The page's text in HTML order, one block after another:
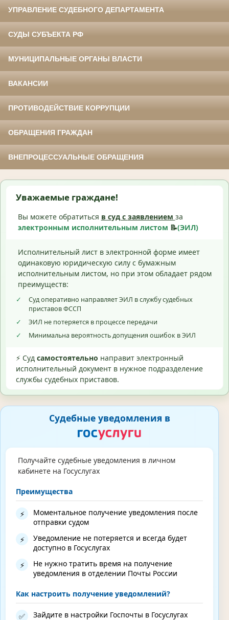
УПРАВЛЕНИЕ СУДЕБНОГО ДЕПАРТАМЕНТА
СУДЫ СУБЪЕКТА РФ
МУНИЦИПАЛЬНЫЕ ОРГАНЫ ВЛАСТИ
ВАКАНСИИ
ПРОТИВОДЕЙСТВИЕ КОРРУПЦИИ
ОБРАЩЕНИЯ ГРАЖДАН
ВНЕПРОЦЕССУАЛЬНЫЕ ОБРАЩЕНИЯ
Уважаемые граждане!
Вы можете обратиться в суд с заявлением за
электронным исполнительным листом 📝(ЭИЛ)
Исполнительный лист в электронной форме имеет
одинаковую юридическую силу с бумажным
исполнительным листом, но при этом обладает рядом
преимуществ:
✓
Суд оперативно направляет ЭИЛ в службу судебных
приставов ФССП
✓
ЭИЛ не потеряется в процессе передачи
✓
Минимальна вероятность допущения ошибок в ЭИЛ
⚡ Суд самостоятельно направит электронный
исполнительный документ в нужное подразделение
службы судебных приставов.
Судебные уведомления в
Получайте судебные уведомления в личном
кабинете на Госуслугах
Преимущества
⚡
Моментальное получение уведомления после
отправки судом
⚡
Уведомление не потеряется и всегда будет
доступно в Госуслугах
⚡
Не нужно тратить время на получение
уведомления в отделении Почты России
Как настроить получение уведомлений?
✅ Зайдите в настройки Госпочты в Госуслугах